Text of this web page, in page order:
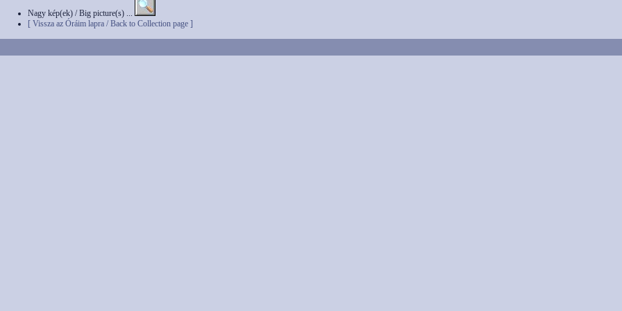
Nagy kép(ek) / Big picture(s) ...
[ Vissza az Óráim lapra / Back to Collection page ]